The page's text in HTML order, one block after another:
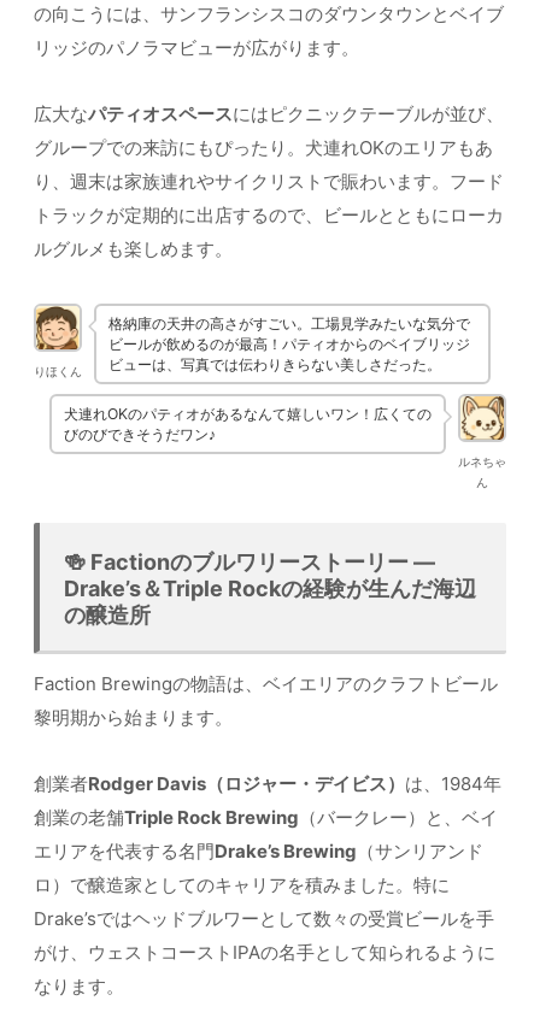
の向こうには、サンフランシスコのダウンタウンとベイブ
リッジのパノラマビューが広がります。
広大なパティオスペースにはピクニックテーブルが並び、
グループでの来訪にもぴったり。犬連れOKのエリアもあ
り、週末は家族連れやサイクリストで賑わいます。フード
トラックが定期的に出店するので、ビールとともにローカ
ルグルメも楽しめます。
りほくん
格納庫の天井の高さがすごい。工場見学みたいな気分で
ビールが飲めるのが最高！パティオからのベイブリッジ
ビューは、写真では伝わりきらない美しさだった。
ルネちゃ
ん
犬連れOKのパティオがあるなんて嬉しいワン！広くての
びのびできそうだワン♪
🍻 Factionのブルワリーストーリー —
Drake’s＆Triple Rockの経験が生んだ海辺
の醸造所
Faction Brewingの物語は、ベイエリアのクラフトビール
黎明期から始まります。
創業者Rodger Davis（ロジャー・デイビス） は、1984年
創業の老舗Triple Rock Brewing （バークレー）と、ベイ
エリアを代表する名門Drake’s Brewing （サンリアンド
ロ）で醸造家としてのキャリアを積みました。特に
Drake’sではヘッドブルワーとして数々の受賞ビールを手
がけ、ウェストコーストIPAの名手として知られるように
なります。